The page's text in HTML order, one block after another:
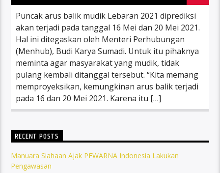
Puncak arus balik mudik Lebaran 2021 diprediksi
akan terjadi pada tanggal 16 Mei dan 20 Mei 2021.
Hal ini ditegaskan oleh Menteri Perhubungan
(Menhub), Budi Karya Sumadi. Untuk itu pihaknya
meminta agar masyarakat yang mudik, tidak
pulang kembali ditanggal tersebut. “Kita memang
memproyeksikan, kemungkinan arus balik terjadi
pada 16 dan 20 Mei 2021. Karena itu […]
RECENT POSTS
Manuara Siahaan Ajak PEWARNA Indonesia Lakukan
Pengawasan